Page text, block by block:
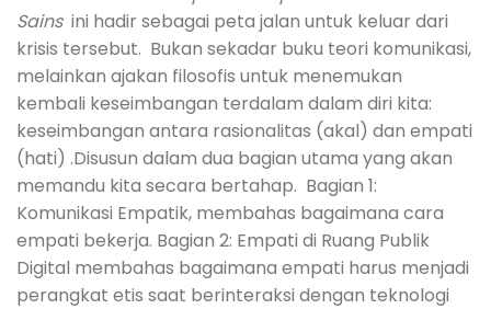
Sains ini hadir sebagai peta jalan untuk keluar dari
krisis tersebut. Bukan sekadar buku teori komunikasi,
melainkan ajakan filosofis untuk menemukan
kembali keseimbangan terdalam dalam diri kita:
keseimbangan antara rasionalitas (akal) dan empati
(hati) .Disusun dalam dua bagian utama yang akan
memandu kita secara bertahap. Bagian 1:
Komunikasi Empatik, membahas bagaimana cara
empati bekerja. Bagian 2: Empati di Ruang Publik
Digital membahas bagaimana empati harus menjadi
perangkat etis saat berinteraksi dengan teknologi